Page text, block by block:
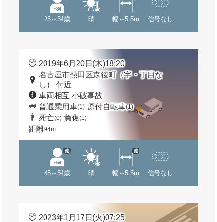
25～34歳 晴 幅～5.5m 信号なし
2019年6月20日(木)18:20
名古屋市熱田区森後町（字・丁目な
し） 付近
車両相互 小破事故
普通乗用車(1) 原付自転車(1)
死亡(0) 負傷(1)
距離94m
45～54歳
他
晴 幅～5.5m
他
信号なし
2023年1月17日(火)07:25